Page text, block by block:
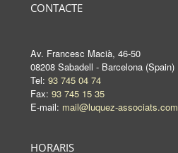
CONTACTE
Av. Francesc Macià, 46-50
08208 Sabadell - Barcelona (Spain)
Tel: 93 745 04 74
Fax: 93 745 15 35
E-mail: mail@luquez-associats.com
HORARIS